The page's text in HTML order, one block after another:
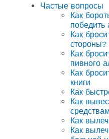
Частые вопросы
Как
победить
Как
стороны?
Как
пивного
Как
книги
Как
Как
Как
Как